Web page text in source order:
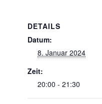
DETAILS
Datum:
8. Januar 2024
Zeit:
20:00 - 21:30